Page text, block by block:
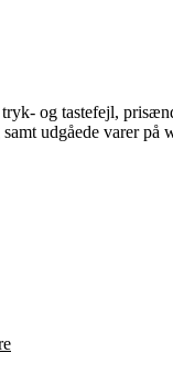
og tastefejl,
udgåede varer på